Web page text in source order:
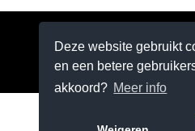
Deze website gebruikt
en een betere
akkoord? Meer info